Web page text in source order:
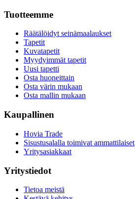
Tuotteemme
Räätälöidyt seinämaalaukset
Tapetit
Kuvatapetit
Myydyimmät tapetit
Uusi tapetti
Osta huoneittain
Osta värin mukaan
Osta mallin mukaan
Kaupallinen
Hovia Trade
Sisustusalalla toimivat ammattilaiset
Yritysasiakkaat
Yritystiedot
Tietoa meistä